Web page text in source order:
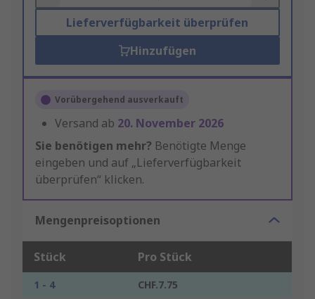
Lieferverfügbarkeit überprüfen
Hinzufügen
Vorübergehend ausverkauft
Versand ab 20. November 2026
Sie benötigen mehr? Benötigte Menge
eingeben und auf „Lieferverfügbarkeit
überprüfen“ klicken.
Mengenpreisoptionen
Stück Pro Stück
1 - 4
CHF.7.75